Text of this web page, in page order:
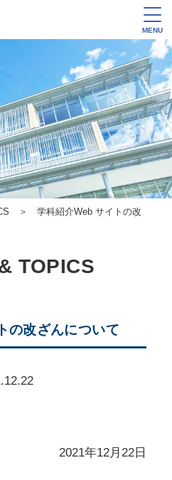
MENU
＞ 学科紹介Web サイトの改
TOPICS
の改ざんについて
2021年12月22日